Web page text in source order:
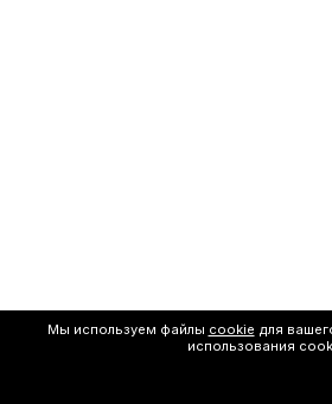
Мы используем файлы cookie для
использования